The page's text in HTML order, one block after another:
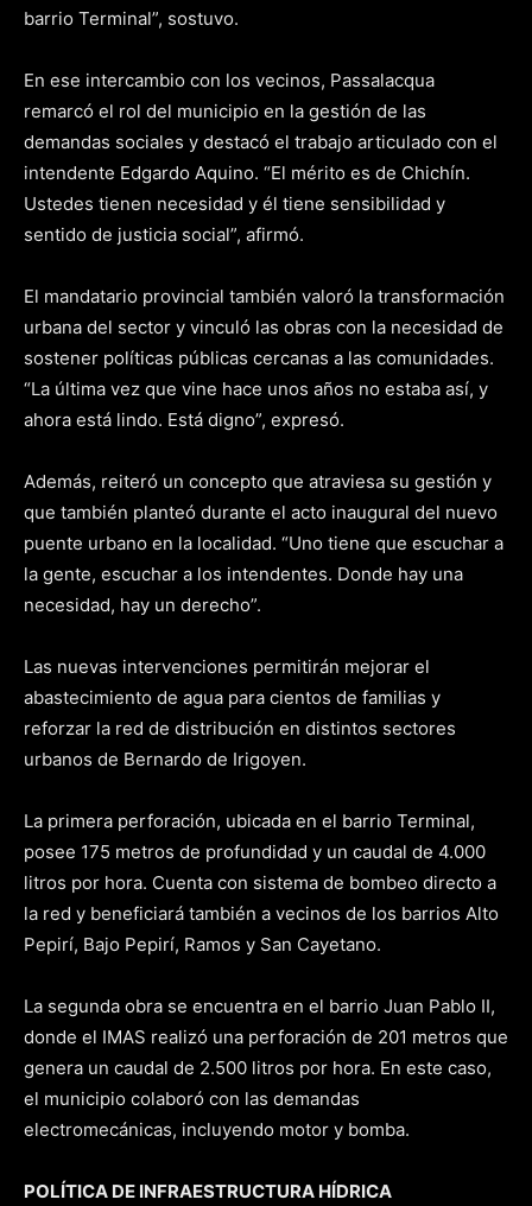
barrio Terminal”, sostuvo.
En ese intercambio con los vecinos, Passalacqua
remarcó el rol del municipio en la gestión de las
demandas sociales y destacó el trabajo articulado con el
intendente Edgardo Aquino. “El mérito es de Chichín.
Ustedes tienen necesidad y él tiene sensibilidad y
sentido de justicia social”, afirmó.
El mandatario provincial también valoró la transformación
urbana del sector y vinculó las obras con la necesidad de
sostener políticas públicas cercanas a las comunidades.
“La última vez que vine hace unos años no estaba así, y
ahora está lindo. Está digno”, expresó.
Además, reiteró un concepto que atraviesa su gestión y
que también planteó durante el acto inaugural del nuevo
puente urbano en la localidad. “Uno tiene que escuchar a
la gente, escuchar a los intendentes. Donde hay una
necesidad, hay un derecho”.
Las nuevas intervenciones permitirán mejorar el
abastecimiento de agua para cientos de familias y
reforzar la red de distribución en distintos sectores
urbanos de Bernardo de Irigoyen.
La primera perforación, ubicada en el barrio Terminal,
posee 175 metros de profundidad y un caudal de 4.000
litros por hora. Cuenta con sistema de bombeo directo a
la red y beneficiará también a vecinos de los barrios Alto
Pepirí, Bajo Pepirí, Ramos y San Cayetano.
La segunda obra se encuentra en el barrio Juan Pablo II,
donde el IMAS realizó una perforación de 201 metros que
genera un caudal de 2.500 litros por hora. En este caso,
el municipio colaboró con las demandas
electromecánicas, incluyendo motor y bomba.
POLÍTICA DE INFRAESTRUCTURA HÍDRICA